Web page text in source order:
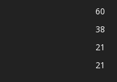
60
38
21
21